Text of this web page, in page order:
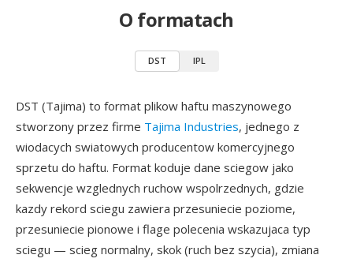
O formatach
DST IPL
DST (Tajima) to format plikow haftu maszynowego
stworzony przez firme Tajima Industries, jednego z
wiodacych swiatowych producentow komercyjnego
sprzetu do haftu. Format koduje dane sciegow jako
sekwencje wzglednych ruchow wspolrzednych, gdzie
kazdy rekord sciegu zawiera przesuniecie poziome,
przesuniecie pionowe i flage polecenia wskazujaca typ
sciegu — scieg normalny, skok (ruch bez szycia), zmiana